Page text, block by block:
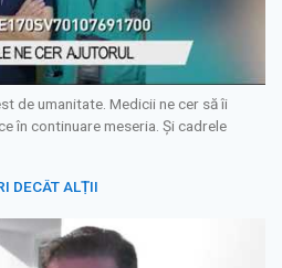
de umanitate. Medicii ne cer să îi
în continuare meseria. Și cadrele
DECÂT ALȚII